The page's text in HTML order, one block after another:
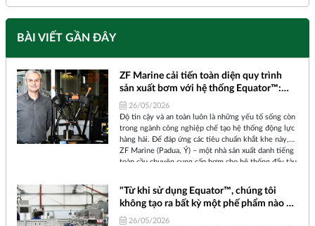
BÀI VIẾT GẦN ĐÂY
ZF Marine cải tiến toàn diện quy trình
sản xuất bơm với hệ thống Equator™:
Nhỏ gọn, Bền bỉ và Kiểm tra đa chiều
26/05/2026
Độ tin cậy và an toàn luôn là những yếu tố sống còn
trong ngành công nghiệp chế tạo hệ thống động lực
hàng hải. Để đáp ứng các tiêu chuẩn khắt khe này,
ZF Marine (Padua, Ý) – một nhà sản xuất danh tiếng
toàn cầu chuyên cung cấp bơm cho hệ thống đẩy tàu
hóa tốc độ và năng lực kiểm soát chất lượng. Câu trả
lời của họ chính là hệ thống đo lường Equator™ của
Renishaw.
"Từ khi sử dụng Equator™, chúng tôi
không tạo ra bất kỳ một phế phẩm nào và
đã giảm 27% chi phí sản xuất linh kiện"
26/05/2026